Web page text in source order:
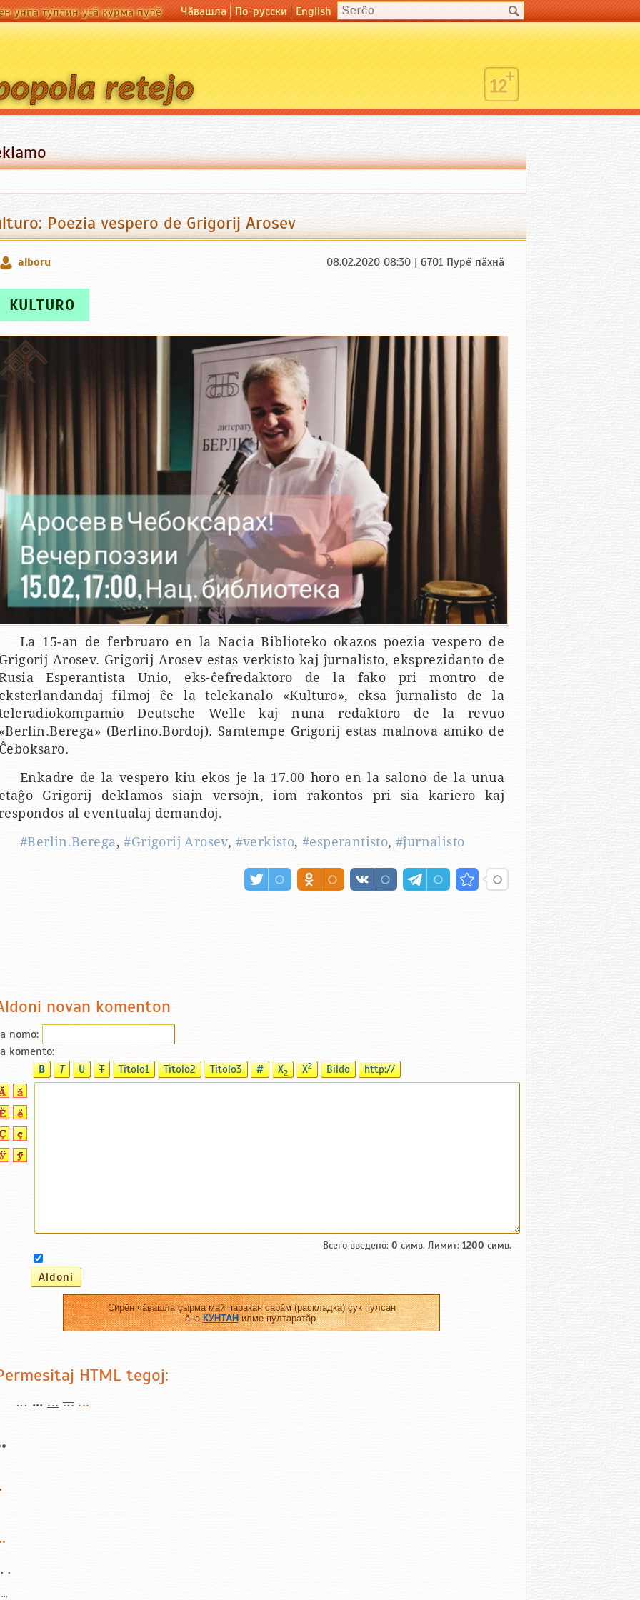
унпа туллин усӑ курма пулӗ Чӑвашла По-русски English
Poezia vespero de Grigorij Arosev
alboru 08.02.2020 08:30 | 6701 Пурĕ пăхнă
KULTURO
La 15-an de ferbruaro en la Nacia Biblioteko okazos poezia vespero de
Arosev. Grigorij Arosev estas verkisto kaj ĵurnalisto, eksprezidanto de
Esperantista Unio, eks-ĉefredaktoro de la fako pri montro de
filmoj ĉe la telekanalo «Kulturo», eksa ĵurnalisto de la
Deutsche Welle kaj nuna redaktoro de la revuo
(Berlino.Bordoj). Samtempe Grigorij estas malnova amiko de
Enkadre de la vespero kiu ekos je la 17.00 horo en la salono de la unua
Grigorij deklamos siajn versojn, iom rakontos pri sia kariero kaj
al eventualaj demandoj.
#Berlin.Berega,#Grigorij Arosev, #verkisto,#esperantisto,#ĵurnalisto
novan komenton
nomo:
komento:
B T U T Titolo1 Titolo2 Titolo3 # X2 X2 Bildo http://
Всего введено: 0 симв. Лимит: 1200 симв.
Сирĕн чăвашла çырма май паракан сарăм (раскладка) çук пулсан
ăнаКУНТАНилме пултаратăр.
HTML tegoj:
... ... ... ... ...
...